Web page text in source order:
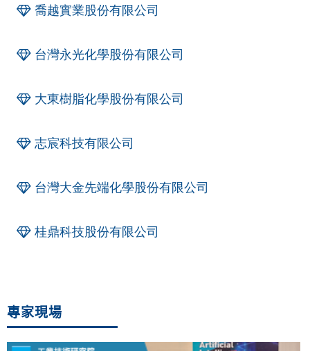
喬越實業股份有限公司
台灣永光化學股份有限公司
大東樹脂化學股份有限公司
志宸科技有限公司
台灣大金先端化學股份有限公司
桂鼎科技股份有限公司
專家現場